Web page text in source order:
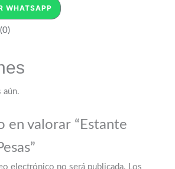
WHATSAPP
aún.
en valorar “Estante
electrónico no será publicada. Los